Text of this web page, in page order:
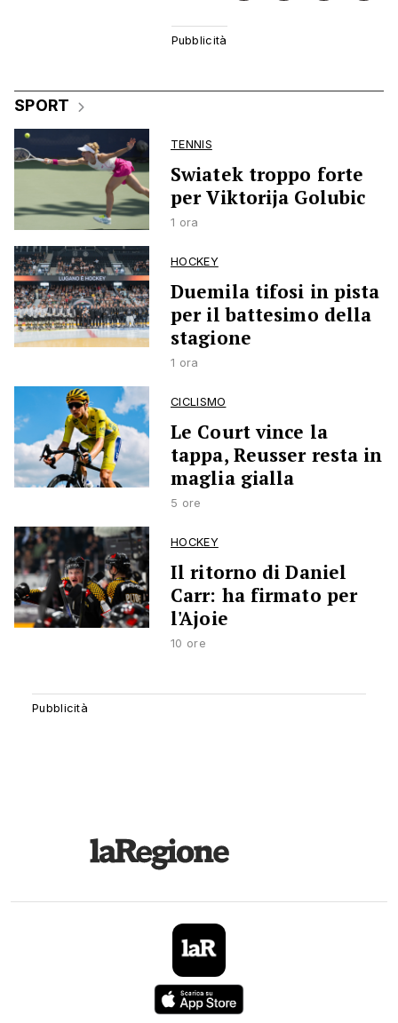
SPORT
TENNIS
Swiatek troppo forte
per Viktorija Golubic
1 ora
HOCKEY
Duemila tifosi in pista
per il battesimo della
stagione
1 ora
CICLISMO
Le Court vince la
tappa, Reusser resta in
maglia gialla
5 ore
HOCKEY
Il ritorno di Daniel
Carr: ha firmato per
l'Ajoie
10 ore